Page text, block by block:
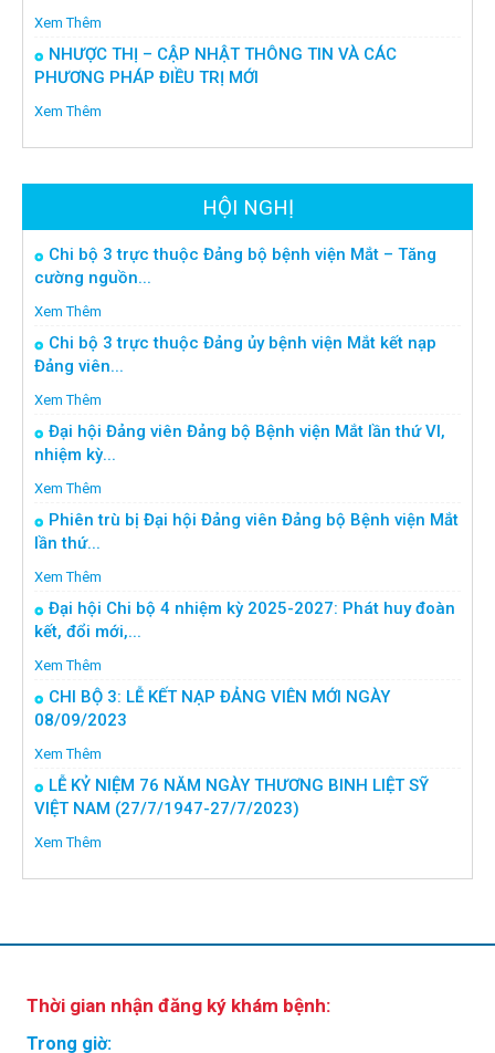
Xem Thêm
NHƯỢC THỊ – CẬP NHẬT THÔNG TIN VÀ CÁC
PHƯƠNG PHÁP ĐIỀU TRỊ MỚI
Xem Thêm
HỘI NGHỊ
Chi bộ 3 trực thuộc Đảng bộ bệnh viện Mắt – Tăng
cường nguồn...
Xem Thêm
Chi bộ 3 trực thuộc Đảng ủy bệnh viện Mắt kết nạp
Đảng viên...
Xem Thêm
Đại hội Đảng viên Đảng bộ Bệnh viện Mắt lần thứ VI,
nhiệm kỳ...
Xem Thêm
Phiên trù bị Đại hội Đảng viên Đảng bộ Bệnh viện Mắt
lần thứ...
Xem Thêm
Đại hội Chi bộ 4 nhiệm kỳ 2025-2027: Phát huy đoàn
kết, đổi mới,...
Xem Thêm
CHI BỘ 3: LỄ KẾT NẠP ĐẢNG VIÊN MỚI NGÀY
08/09/2023
Xem Thêm
LỄ KỶ NIỆM 76 NĂM NGÀY THƯƠNG BINH LIỆT SỸ
VIỆT NAM (27/7/1947-27/7/2023)
Xem Thêm
Thời gian nhận đăng ký khám bệnh:
Trong giờ: